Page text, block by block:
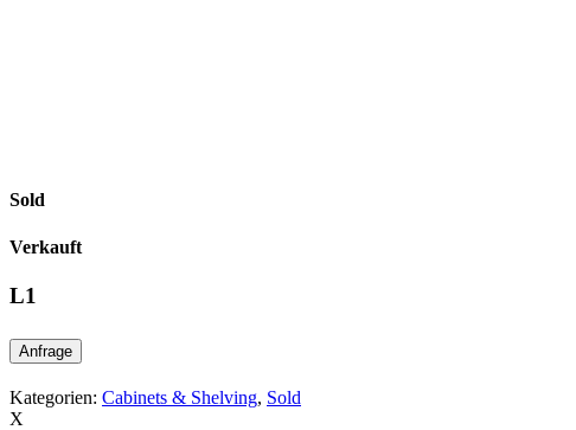
Sold
Verkauft
L1
Anfrage
Kategorien: Cabinets & Shelving, Sold
X